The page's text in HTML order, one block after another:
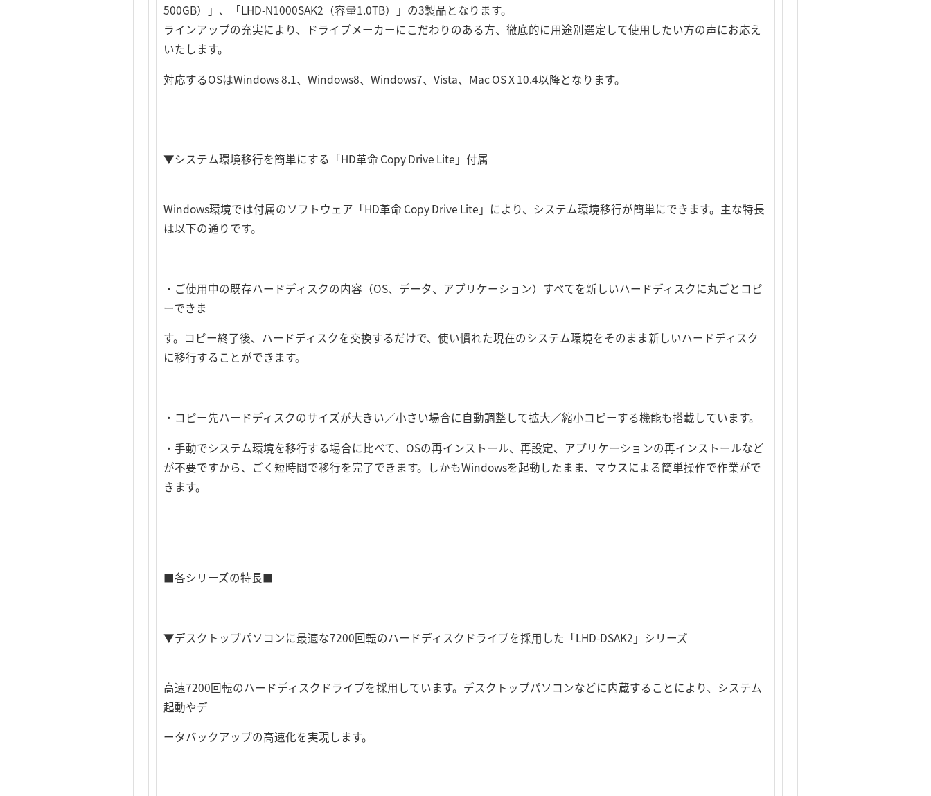
500GB）」、「LHD-N1000SAK2（容量1.0TB）」の3製品となります。
ラインアップの充実により、ドライブメーカーにこだわりのある方、徹底的に用途別選定して使用したい方の声にお応え
いたします。
対応するOSはWindows 8.1、Windows8、Windows7、Vista、Mac OS X 10.4以降となります。
▼システム環境移行を簡単にする「HD革命 Copy Drive Lite」付属
Windows環境では付属のソフトウェア「HD革命 Copy Drive Lite」により、システム環境移行が簡単にできます。主な特長
は以下の通りです。
・ご使用中の既存ハードディスクの内容（OS、データ、アプリケーション）すべてを新しいハードディスクに丸ごとコピ
ーできま
す。コピー終了後、ハードディスクを交換するだけで、使い慣れた現在のシステム環境をそのまま新しいハードディスク
に移行することができます。
・コピー先ハードディスクのサイズが大きい／小さい場合に自動調整して拡大／縮小コピーする機能も搭載しています。
・手動でシステム環境を移行する場合に比べて、OSの再インストール、再設定、アプリケーションの再インストールなど
が不要ですから、ごく短時間で移行を完了できます。しかもWindowsを起動したまま、マウスによる簡単操作で作業がで
きます。
■各シリーズの特長■
▼デスクトップパソコンに最適な7200回転のハードディスクドライブを採用した「LHD-DSAK2」シリーズ
高速7200回転のハードディスクドライブを採用しています。デスクトップパソコンなどに内蔵することにより、システム
起動やデ
ータバックアップの高速化を実現します。